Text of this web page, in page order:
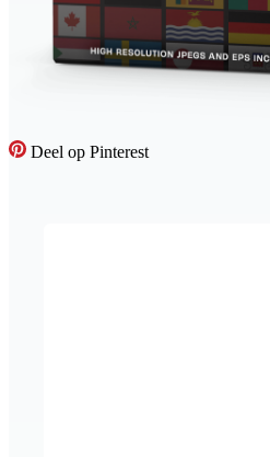
Deel op Pinterest